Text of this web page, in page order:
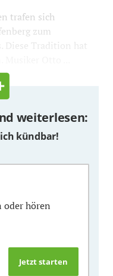
trafen sich
zum
Diese Tradition hat
weiterlesen:
kündbar!
hören